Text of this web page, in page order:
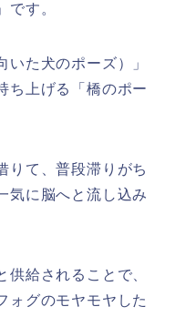
です。
た犬のポーズ）」
ち上げる「橋のポー
りて、普段滞りがち
気に脳へと流し込み
給されることで、
ォグのモヤモヤした